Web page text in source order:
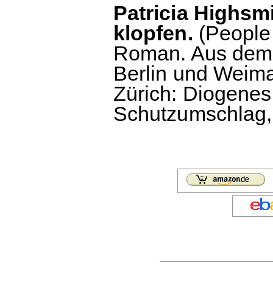
Patricia
klopfen.
Roman. Aus
Berlin und
Zürich: